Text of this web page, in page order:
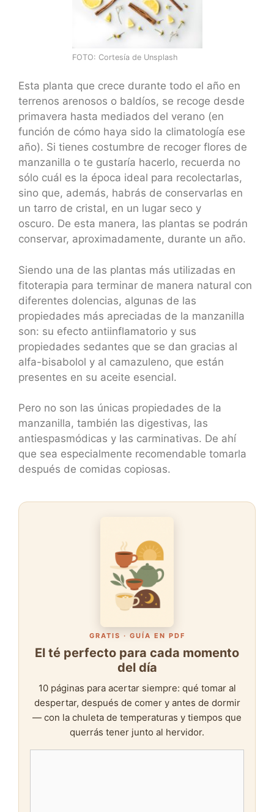
FOTO: Cortesía de Unsplash
Esta planta que crece durante todo el año en
terrenos arenosos o baldíos, se recoge desde
primavera hasta mediados del verano (en
función de cómo haya sido la climatología ese
año). Si tienes costumbre de recoger flores de
manzanilla o te gustaría hacerlo, recuerda no
sólo cuál es la época ideal para recolectarlas,
sino que, además, habrás de conservarlas en
un tarro de cristal, en un lugar seco y
oscuro. De esta manera, las plantas se podrán
conservar, aproximadamente, durante un año.
Siendo una de las plantas más utilizadas en
fitoterapia para terminar de manera natural con
diferentes dolencias, algunas de las
propiedades más apreciadas de la manzanilla
son: su efecto antiinflamatorio y sus
propiedades sedantes que se dan gracias al
alfa-bisabolol y al camazuleno, que están
presentes en su aceite esencial.
Pero no son las únicas propiedades de la
manzanilla, también las digestivas, las
antiespasmódicas y las carminativas. De ahí
que sea especialmente recomendable tomarla
después de comidas copiosas.
GRATIS · GUÍA EN PDF
El té perfecto para cada momento
del día
10 páginas para acertar siempre: qué tomar al
despertar, después de comer y antes de dormir
— con la chuleta de temperaturas y tiempos que
querrás tener junto al hervidor.